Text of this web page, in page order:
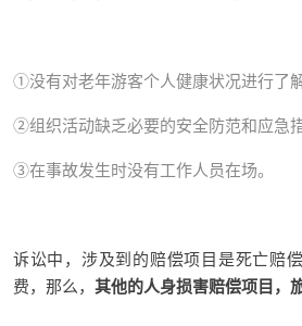
①没有对老年游客个人健康状况进行了解
②组织活动缺乏必要的安全防范和应急措
③在事故发生时没有工作人员在场。
诉讼中，涉及到的赔偿项目是死亡赔
费，那么， 其他的人身损害赔偿项目，